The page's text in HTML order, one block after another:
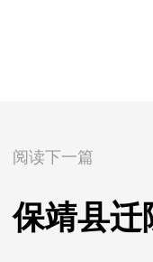
阅读下一篇
保靖县迁